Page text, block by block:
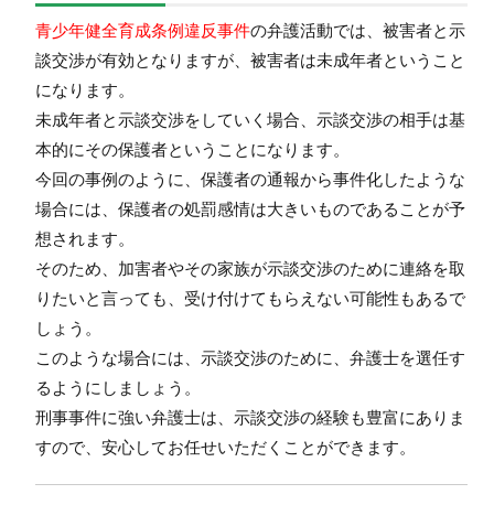
青少年健全育成条例違反事件の弁護活動では、被害者と示
談交渉が有効となりますが、被害者は未成年者ということ
になります。
未成年者と示談交渉をしていく場合、示談交渉の相手は基
本的にその保護者ということになります。
今回の事例のように、保護者の通報から事件化したような
場合には、保護者の処罰感情は大きいものであることが予
想されます。
そのため、加害者やその家族が示談交渉のために連絡を取
りたいと言っても、受け付けてもらえない可能性もあるで
しょう。
このような場合には、示談交渉のために、弁護士を選任す
るようにしましょう。
刑事事件に強い弁護士は、示談交渉の経験も豊富にありま
すので、安心してお任せいただくことができます。